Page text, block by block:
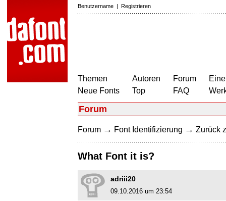
Benutzername | Registrieren
Themen
Neue Fonts
Autoren
Top
Forum
FAQ
Forum
Forum → Font Identifizierung → Zurück
What Font it is?
adriii20
09.10.2016 um 23:54